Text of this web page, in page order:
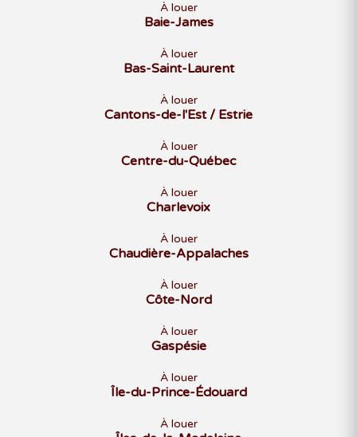
À louer
Baie-James
À louer
Bas-Saint-Laurent
À louer
Cantons-de-l'Est / Estrie
À louer
Centre-du-Québec
À louer
Charlevoix
À louer
Chaudière-Appalaches
À louer
Côte-Nord
À louer
Gaspésie
À louer
Île-du-Prince-Édouard
À louer